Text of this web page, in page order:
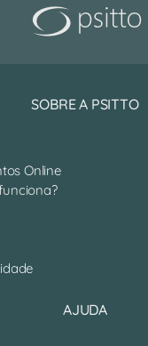
SOBRE A PSITTO
Online
AJUDA